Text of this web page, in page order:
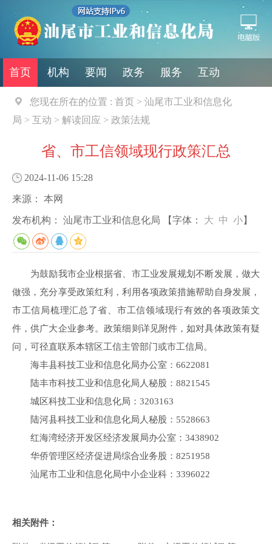
首页 机构 要闻 政务 服务 互动
您现在所在的位置 : 首页 > 汕尾市工业和信息化
局 > 互动 > 解读回应 > 政策法规
省、市工信领域现行政策汇总
2024-11-06 15:28
来源： 本网
发布机构： 汕尾市工业和信息化局 【字体： 大 中 小】
为鼓励我市企业根据省、市工业发展规划不断发展，做大
做强，充分享受政策红利，利用各项政策措施帮助自身发展，
市工信局梳理汇总了省、市工信领域现行有效的各项政策文
件，供广大企业参考。政策细则详见附件，如对具体政策有疑
问，可径直联系本辖区工信主管部门或市工信局。
海丰县科技工业和信息化局办公室：6622081
陆丰市科技工业和信息化局人秘股：8821545
城区科技工业和信息化局：3203163
陆河县科技工业和信息化局人秘股：5528663
红海湾经济开发区经济发展局办公室：3438902
华侨管理区经济促进局综合业务股：8251958
汕尾市工业和信息化局中小企业科：3396022
相关附件：